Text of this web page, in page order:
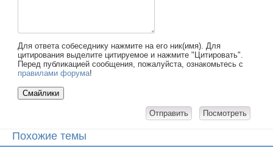
Для ответа собеседнику нажмите на его ник(имя). Для
цитирования выделите цитируемое и нажмите "Цитировать".
Перед публикацией сообщения, пожалуйста, ознакомьтесь с
правилами форума!
Похожие темы